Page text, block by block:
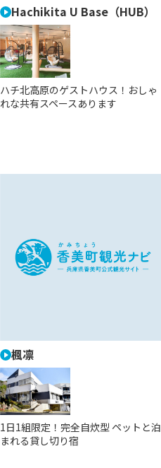
Hachikita U Base（HUB）
ハチ北高原のゲストハウス！おしゃ
れな共有スペースあります
楓凛
1日1組限定！完全自炊型 ペットと泊
まれる貸し切り宿